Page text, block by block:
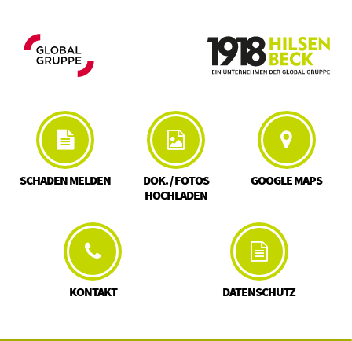
SCHADEN MELDEN
DOK. / FOTOS
HOCHLADEN
GOOGLE MAPS
KONTAKT DATENSCHUTZ